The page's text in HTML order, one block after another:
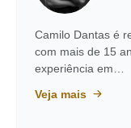
Camilo Dantas é
com mais de 15
experiência em…
Veja mais